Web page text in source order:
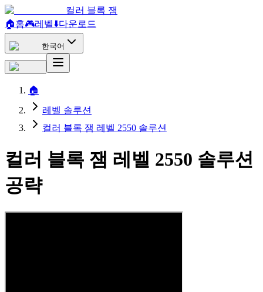
컬러 블록 잼
🏠홈🎮레벨⬇️다운로드
한국어
🏠
레벨 솔루션
컬러 블록 잼 레벨 2550 솔루션
컬러 블록 잼 레벨 2550 솔루션
공략